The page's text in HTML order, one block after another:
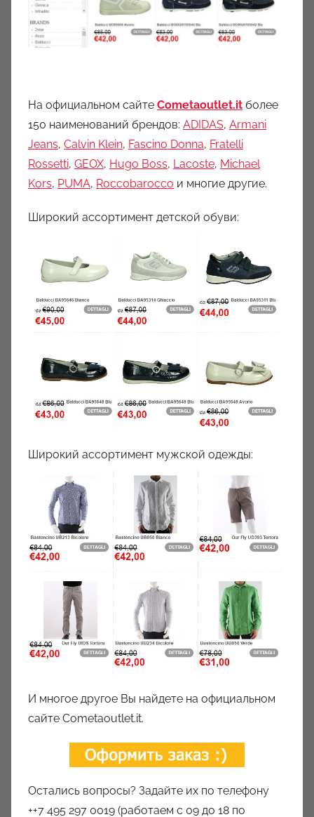
На официальном сайте Сometaoutlet.it более
150 наименований брендов: ADIDAS, Armani
Jeans, Calvin Klein, Fascino Donna, Fratelli
Rossetti, GEOX, Hugo Boss, Lacoste, Michael
Kors, PUMA, Roccobarocco и многие другие.
Широкий ассортимент детской обуви:
Широкий ассортимент мужской одежды:
И многое другое Вы найдете на официальном
сайте Сometaoutlet.it.
Остались вопросы? Задайте их по телефону
++7 495 297 0019 (работаем с 09 до 18 по